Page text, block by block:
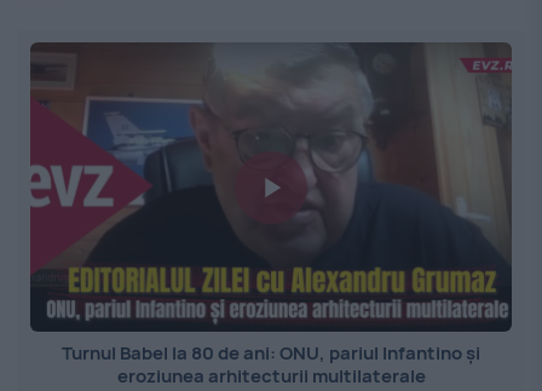
Turnul Babel la 80 de ani: ONU, pariul Infantino și
eroziunea arhitecturii multilaterale